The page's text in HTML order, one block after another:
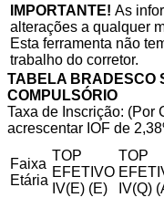
IMPORTANTE! As
alterações a qualquer
Esta ferramenta não
trabalho do corretor.
TABELA BRADESCO
COMPULSÓRIO
Taxa de Inscrição: (Por
acrescentar IOF de
Faixa
Etária
TOP
EFETIVO
IV(E) (E)
TOP
IV(Q)